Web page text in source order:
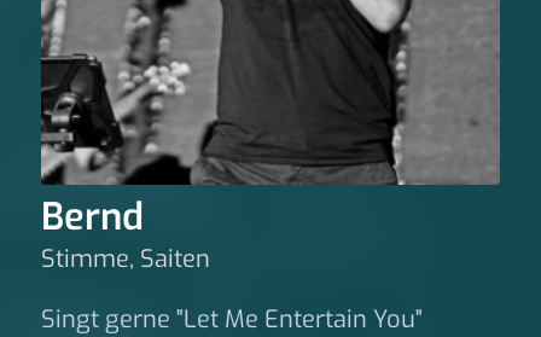
Bernd
Stimme, Saiten
Singt gerne "Let Me Entertain You"